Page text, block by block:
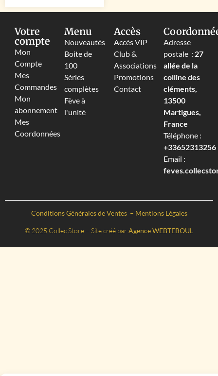
Votre
compte
Mon
Compte
Mes
Commandes
Mon
abonnement
Mes
Coordonnées
Menu
Nouveautés
Boite de
100
Séries
complètes
Fève à
l'unité
Accès
Accès VIP
Club &
Associations
Promotions
Contact
Adresse
postale : 27
allée de la
colline des
cléments,
13500
Martigues,
France
Téléphone :
+33652313256‬
Email :
Conditions Générales de Ventes – Mentions Légales
© 2025 Collec Store – Site créé par Agence WEBTEBOUL